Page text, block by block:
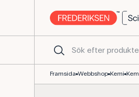
Magnesiastavar 25-pack för
Framsida Webbshop Kemi